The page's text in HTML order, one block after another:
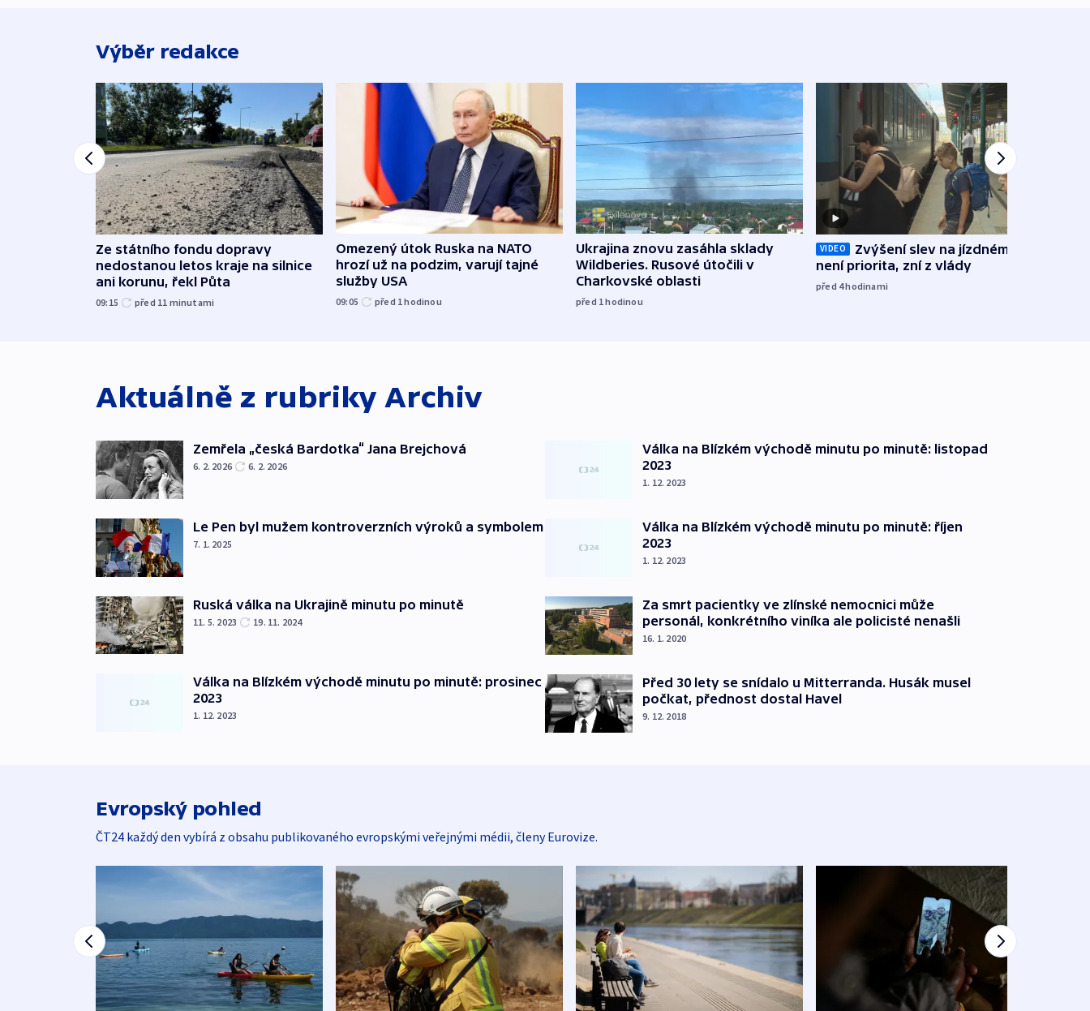
Výběr redakce
Ze státního fondu dopravy
nedostanou letos kraje na silnice
ani korunu, řekl Půta
09:15 před 11 minutami
Omezený útok Ruska na NATO
hrozí už na podzim, varují tajné
služby USA
09:05 před 1hodinou
Ukrajina znovu zasáhla sklady
Wildberies. Rusové útočili v
Charkovské oblasti
před 1hodinou
VIDEO
Zvýšení slev na jízdném teď
není priorita, zní z vlády
před 4hodinami
Aktuálně z rubriky Archiv
Zemřela „česká Bardotka“ Jana Brejchová
6. 2. 2026 6. 2. 2026
Le Pen byl mužem kontroverzních výroků a symbolem
7. 1. 2025
Ruská válka na Ukrajině minutu po minutě
11. 5. 2023 19. 11. 2024
Válka na Blízkém východě minutu po minutě: prosinec
2023
1. 12. 2023
Válka na Blízkém východě minutu po minutě: listopad
2023
1. 12. 2023
Válka na Blízkém východě minutu po minutě: říjen
2023
1. 12. 2023
Za smrt pacientky ve zlínské nemocnici může
personál, konkrétního viníka ale policisté nenašli
16. 1. 2020
Před 30 lety se snídalo u Mitterranda. Husák musel
počkat, přednost dostal Havel
9. 12. 2018
Evropský pohled
ČT24 každý den vybírá z obsahu publikovaného evropskými veřejnými médii, členy Eurovize.